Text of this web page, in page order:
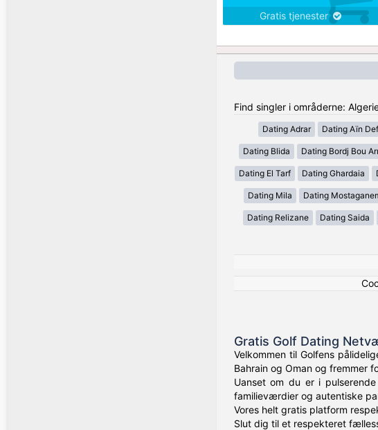
Gratis tjenester
Find singler i områderne:
Dating Adrar Dating Aïn
Dating Blida Dating Bordj Bou
Dating El Tarf Dating Ghardaia
Dating Mila Dating
Dating Relizane Dating Saida
Gratis Golf Dating
Velkommen til Golfens
Bahrain og Oman og fremmer
Uanset om du er i
familieværdier og autentiske
Vores helt gratis platform
Slut dig til et respekteret